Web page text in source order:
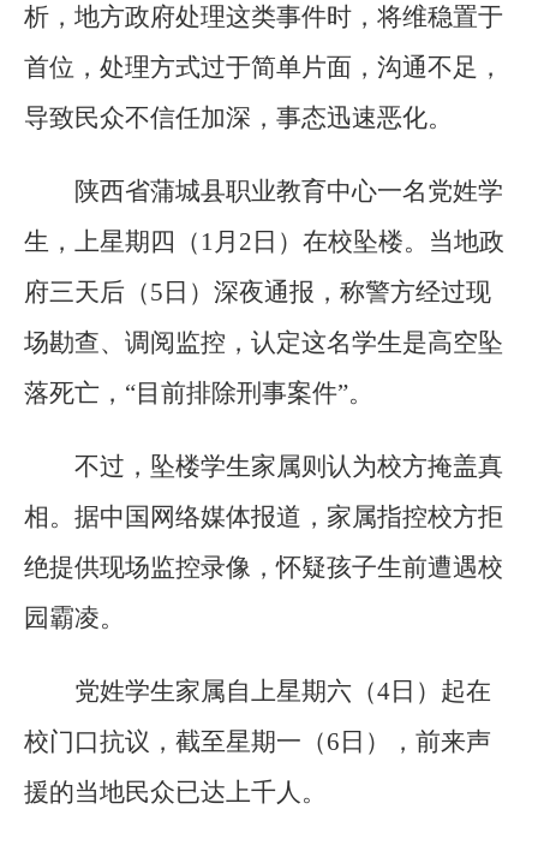
析，地方政府处理这类事件时，将维稳置于
首位，处理方式过于简单片面，沟通不足，
导致民众不信任加深，事态迅速恶化。
陕西省蒲城县职业教育中心一名党姓学
生，上星期四（1月2日）在校坠楼。当地政
府三天后（5日）深夜通报，称警方经过现
场勘查、调阅监控，认定这名学生是高空坠
落死亡，“目前排除刑事案件”。
不过，坠楼学生家属则认为校方掩盖真
相。据中国网络媒体报道，家属指控校方拒
绝提供现场监控录像，怀疑孩子生前遭遇校
园霸凌。
党姓学生家属自上星期六（4日）起在
校门口抗议，截至星期一（6日），前来声
援的当地民众已达上千人。